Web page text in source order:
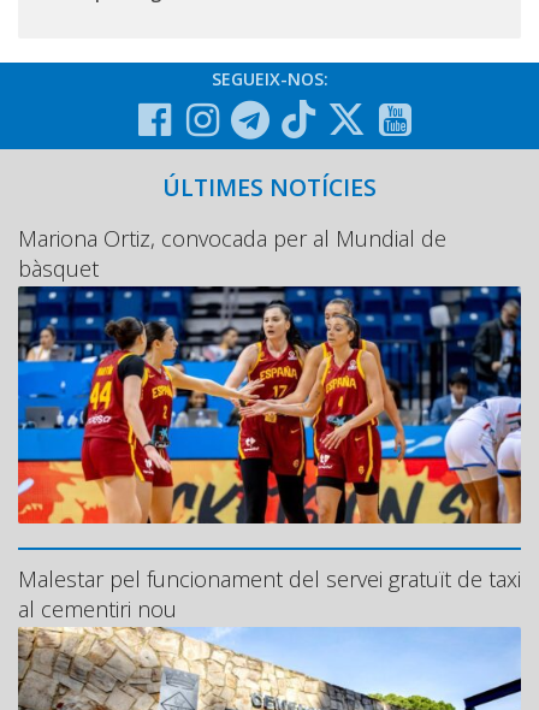
SEGUEIX-NOS:
ÚLTIMES NOTÍCIES
Mariona Ortiz, convocada per al Mundial de
bàsquet
Malestar pel funcionament del servei gratuït de taxi
al cementiri nou